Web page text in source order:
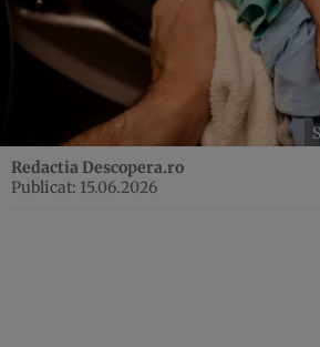
Redactia Descopera.ro
Publicat: 15.06.2026